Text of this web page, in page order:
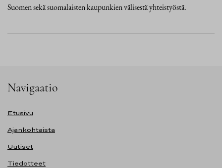
Suomen sekä suomalaisten kaupunkien välisestä yhteistyöstä.
Navigaatio
Etusivu
Ajankohtaista
Uutiset
Tiedotteet